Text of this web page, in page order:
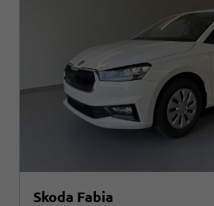
Skoda Fabia